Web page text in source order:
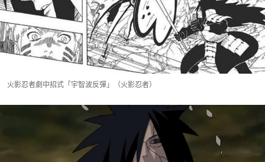
火影忍者劇中招式「宇智波反彈」（火影忍者）